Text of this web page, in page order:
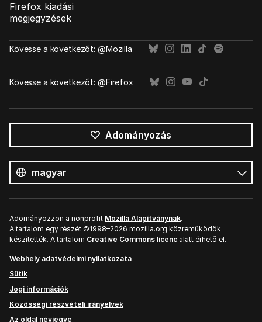
Firefox kiadási
megjegyzések
Kövesse a következőt: @Mozilla
Kövesse a következőt: @Firefox
Adományozás
nyelv
Nyelv
Adományozzon a nonprofit Mozilla Alapítványnak.
A tartalom egy részét ©1998–2026 mozilla.org közreműködők
készítették. A tartalom Creative Commons licenc alatt érhető el.
Webhely adatvédelmi nyilatkozata
Sütik
Jogi információk
Közösségi részvételi irányelvek
Az oldal névjegye